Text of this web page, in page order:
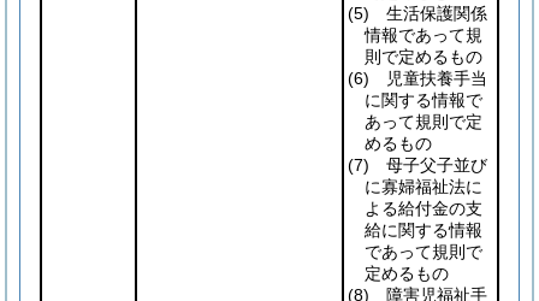
(5) 生活保護関係
情報であって規
則で定めるもの
(6) 児童扶養手当
に関する情報で
あって規則で定
めるもの
(7) 母子父子並び
に寡婦福祉法に
よる給付金の支
給に関する情報
であって規則で
定めるもの
(8) 障害児福祉手